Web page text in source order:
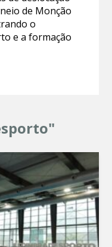
de Monção
o
e a formação